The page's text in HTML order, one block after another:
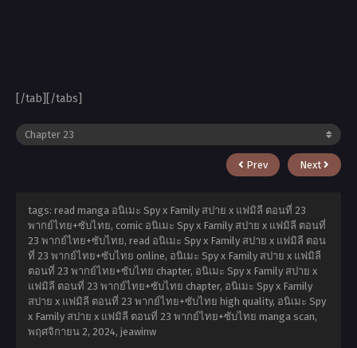
[/tab][/tabs]
Prev Next
tags: read manga อนิเมะ Spy x Family สปาย x แฟมิลี ตอนที่ 23
พากย์ไทย+ซับไทย, comic อนิเมะ Spy x Family สปาย x แฟมิลี ตอนที่
23 พากย์ไทย+ซับไทย, read อนิเมะ Spy x Family สปาย x แฟมิลี ตอน
ที่ 23 พากย์ไทย+ซับไทย online, อนิเมะ Spy x Family สปาย x แฟมิลี
ตอนที่ 23 พากย์ไทย+ซับไทย chapter, อนิเมะ Spy x Family สปาย x
แฟมิลี ตอนที่ 23 พากย์ไทย+ซับไทย chapter, อนิเมะ Spy x Family
สปาย x แฟมิลี ตอนที่ 23 พากย์ไทย+ซับไทย high quality, อนิเมะ Spy
x Family สปาย x แฟมิลี ตอนที่ 23 พากย์ไทย+ซับไทย manga scan,
พฤศจิกายน 2, 2024, jeawinw